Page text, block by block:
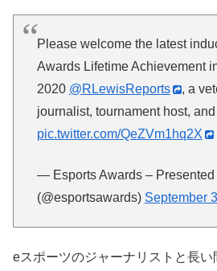
Please welcome the latest
Awards Lifetime Achievement
2020 @RLewisReports
, a
journalist, tournament host,
pic.twitter.com/QeZVm1hq2X
— Esports Awards – Presented
(@esportsawards) September
eスポーツのジャーナリストと長